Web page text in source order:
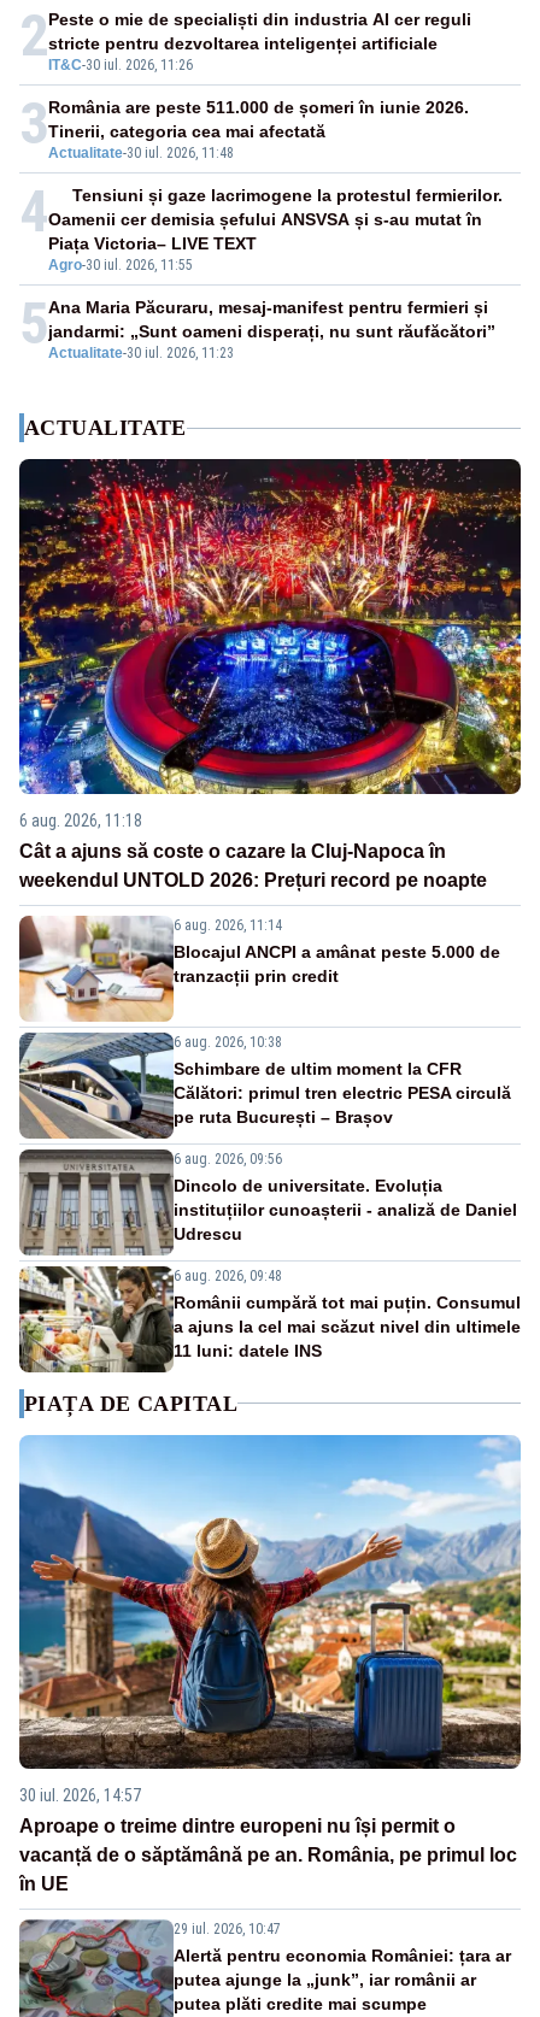
2 IT&C-30 iul. 2026, 11:26
Peste o mie de specialiști din industria AI cer reguli
stricte pentru dezvoltarea inteligenței artificiale
3Actualitate-30 iul. 2026, 11:48
România are peste 511.000 de șomeri în iunie 2026.
Tinerii, categoria cea mai afectată
4
Agro-30 iul. 2026, 11:55
Tensiuni și gaze lacrimogene la protestul fermierilor.
Oamenii cer demisia șefului ANSVSA și s-au mutat în
Piața Victoria– LIVE TEXT
5Actualitate-30 iul. 2026, 11:23
Ana Maria Păcuraru, mesaj-manifest pentru fermieri și
jandarmi: „Sunt oameni disperați, nu sunt răufăcători”
ACTUALITATE
6 aug. 2026, 11:18
Cât a ajuns să coste o cazare la Cluj-Napoca în
weekendul UNTOLD 2026: Prețuri record pe noapte
6 aug. 2026, 11:14
Blocajul ANCPI a amânat peste 5.000 de
tranzacții prin credit
6 aug. 2026, 10:38
Schimbare de ultim moment la CFR
Călători: primul tren electric PESA circulă
pe ruta București – Brașov
6 aug. 2026, 09:56
Dincolo de universitate. Evoluția
instituțiilor cunoașterii - analiză de Daniel
Udrescu
6 aug. 2026, 09:48
Românii cumpără tot mai puțin. Consumul
a ajuns la cel mai scăzut nivel din ultimele
11 luni: datele INS
PIAȚA DE CAPITAL
30 iul. 2026, 14:57
Aproape o treime dintre europeni nu își permit o
vacanță de o săptămână pe an. România, pe primul loc
în UE
29 iul. 2026, 10:47
Alertă pentru economia României: țara ar
putea ajunge la „junk”, iar românii ar
putea plăti credite mai scumpe